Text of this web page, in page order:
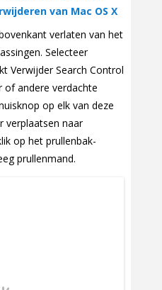
van Mac OS X
verlaten van het
Selecteer
Verwijder Search Control
andere verdachte
op elk van deze
verplaatsen naar
op het prullenbak-
prullenmand.